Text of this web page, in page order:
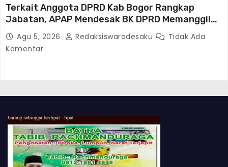
Terkait Anggota DPRD Kab Bogor Rangkap
Jabatan, APAP Mendesak BK DPRD Memanggil
Dan Memeriksa Arif Rochmawan
Agu 5, 2026 Redaksiswaradesaku
Tidak Ada
Komentar